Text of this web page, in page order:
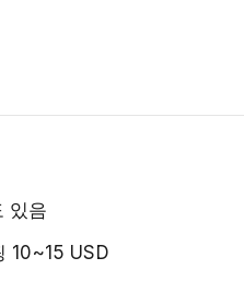
있음
10~15 USD